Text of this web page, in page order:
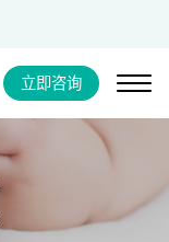
立即咨询